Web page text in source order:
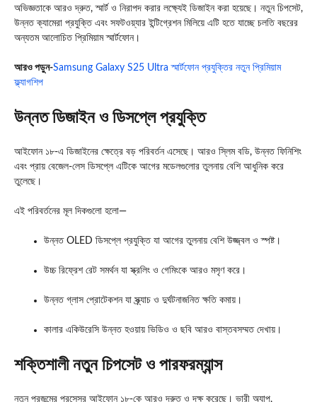
অভিজ্ঞতাকে আরও দ্রুত, স্মার্ট ও নিরাপদ করার লক্ষ্যেই ডিজাইন করা হয়েছে। নতুন চিপসেট,
উন্নত ক্যামেরা প্রযুক্তি এবং সফটওয়্যার ইন্টিগ্রেশন মিলিয়ে এটি হতে যাচ্ছে চলতি বছরের
অন্যতম আলোচিত প্রিমিয়াম স্মার্টফোন।
আরও পড়ুন-Samsung Galaxy S25 Ultra স্মার্টফোন প্রযুক্তির নতুন প্রিমিয়াম
ফ্ল্যাগশিপ
উন্নত ডিজাইন ও ডিসপ্লে প্রযুক্তি
আইফোন ১৮-এ ডিজাইনের ক্ষেত্রে বড় পরিবর্তন এসেছে। আরও স্লিম বডি, উন্নত ফিনিশিং
এবং প্রায় বেজেল-লেস ডিসপ্লে এটিকে আগের মডেলগুলোর তুলনায় বেশি আধুনিক করে
তুলেছে।
এই পরিবর্তনের মূল দিকগুলো হলো—
উন্নত OLED ডিসপ্লে প্রযুক্তি যা আগের তুলনায় বেশি উজ্জ্বল ও স্পষ্ট।
উচ্চ রিফ্রেশ রেট সমর্থন যা স্ক্রলিং ও গেমিংকে আরও মসৃণ করে।
উন্নত গ্লাস প্রোটেকশন যা স্ক্র্যাচ ও দুর্ঘটনাজনিত ক্ষতি কমায়।
কালার একিউরেসি উন্নত হওয়ায় ভিডিও ও ছবি আরও বাস্তবসম্মত দেখায়।
শক্তিশালী নতুন চিপসেট ও পারফরম্যান্স
নতুন প্রজন্মের প্রসেসর আইফোন ১৮-কে আরও দ্রুত ও দক্ষ করেছে। ভারী অ্যাপ,